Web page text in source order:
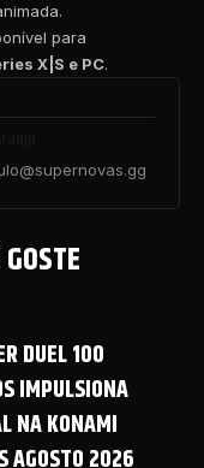
para
X|S e PC.
DUEL 100
IMPULSIONA
NA KONAMI
AGOSTO 2026